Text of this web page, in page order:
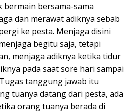
bersama-sama
dan merawat adiknya sebab
ke pesta. Menjaga disini
begitu saja, tetapi
menjaga adiknya ketika tidur
pada saat sore hari sampai
tanggung jawab itu
tuanya datang dari pesta, ada
orang tuanya berada di